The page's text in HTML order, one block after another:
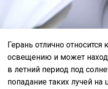
Герань отлично
освещению и может
в летний период под
попадание таких лучей на